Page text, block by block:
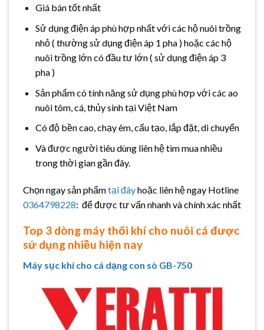
Giá bán tốt nhất
Sử dụng điện áp phù hợp nhất với các hộ nuôi trồng
nhỏ ( thường sử dụng điện áp 1 pha ) hoặc các hộ
nuôi trồng lớn có đầu tư lớn ( sử dụng điện áp 3
pha )
Sản phẩm có tính năng sử dụng phù hợp với các ao
nuôi tôm, cá, thủy sinh tại Việt Nam
Có độ bền cao, chạy êm, cấu tạo, lắp đặt, di chuyển
Và được người tiêu dùng liên hệ tìm mua nhiều
trong thời gian gần đây.
Chọn ngay sản phẩmtại đâyhoặc liên hệ ngay Hotline
0364798228: để được tư vấn nhanh và chính xác nhất
Top 3 dòng máy thổi khí cho nuôi cá được
sử dụng nhiều hiện nay
Máy sục khí cho cá dạng con sò GB-750